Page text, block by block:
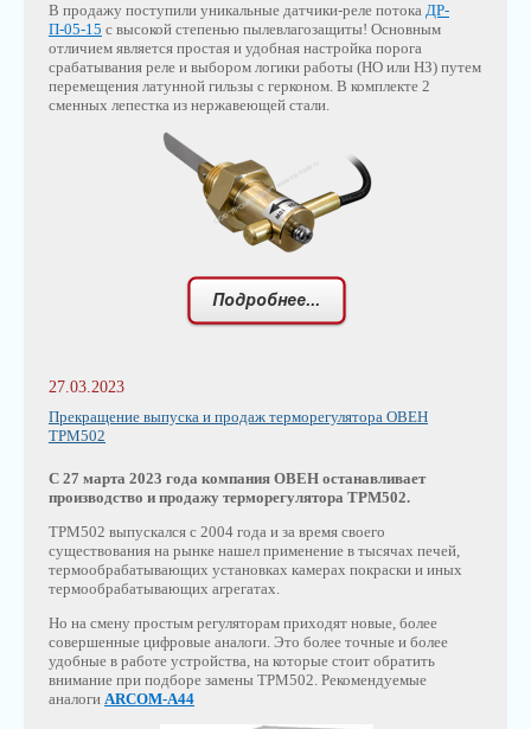
В продажу поступили уникальные датчики-реле потока ДР-
П-05-15 с высокой степенью пылевлагозащиты! Основным
отличием является простая и удобная настройка порога
срабатывания реле и выбором логики работы (НО или НЗ) путем
перемещения латунной гильзы с герконом. В комплекте 2
сменных лепестка из нержавеющей стали.
27.03.2023
Прекращение выпуска и продаж терморегулятора ОВЕН
ТРМ502
С 27 марта 2023 года компания ОВЕН останавливает
производство и продажу терморегулятора ТРМ502.
ТРМ502 выпускался с 2004 года и за время своего
существования на рынке нашел применение в тысячах печей,
термообрабатывающих установках камерах покраски и иных
термообрабатывающих агрегатах.
Но на смену простым регуляторам приходят новые, более
совершенные цифровые аналоги. Это более точные и более
удобные в работе устройства, на которые стоит обратить
внимание при подборе замены ТРМ502. Рекомендуемые
аналоги ARCOM-A44